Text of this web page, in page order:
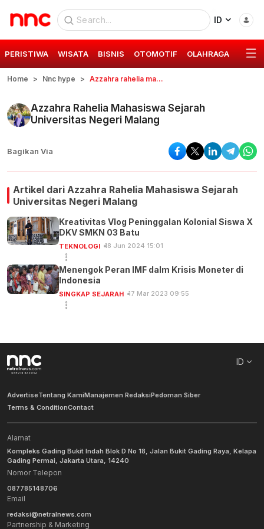
ID
PERISTIWA WISATA BISNIS OTOMOTIF OLAHRAGA GAYA
Home Nnc hype Azzahra rahelia mahasiswa sejarah universitas negeri malang
Azzahra Rahelia Mahasiswa Sejarah
Universitas Negeri Malang
Bagikan Via
Artikel dari Azzahra Rahelia Mahasiswa Sejarah
Universitas Negeri Malang
Kreativitas Vlog Peninggalan Kolonial Siswa X
DKV SMKN 03 Batu
TEKNOLOGI 18 Jun 2024 15:01
Menengok Peran IMF dalm Krisis Moneter di
Indonesia
SINGKAP SEJARAH 17 Mar 2023 09:55
ID
AdvertiseTentang KamiManajemen RedaksiPedoman Siber
Terms & ConditionContact
Alamat
Kompleks Gading Bukit Indah Blok D No 18, Jalan Bukit Gading Raya, Kelapa
Gading Permai, Jakarta Utara, 14240
Nomor Telepon
087785148706
Email
redaksi@netralnews.com
Partnership & Marketing